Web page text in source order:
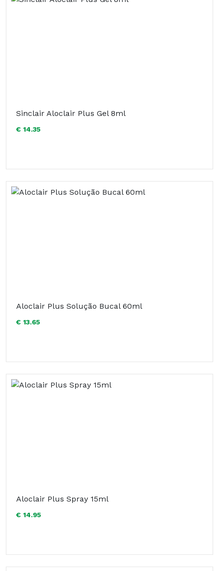
Sinclair Aloclair Plus Gel 8ml
€ 14.35
Aloclair Plus Solução Bucal 60ml
€ 13.65
Aloclair Plus Spray 15ml
€ 14.95